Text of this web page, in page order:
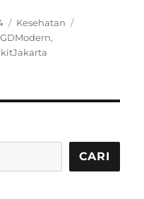
Categories
Kesehatan
,
CARI